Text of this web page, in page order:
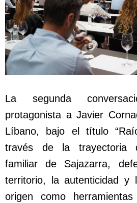
La segunda
protagonista a Javier
Líbano, bajo el título
través de la trayectoria
familiar de Sajazarra,
territorio, la autenticidad y
origen como